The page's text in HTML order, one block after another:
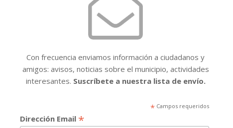
Con frecuencia enviamos información a ciudadanos y
amigos: avisos, noticias sobre el municipio, actividades
interesantes. Suscríbete a nuestra lista de envío.
* Campos requeridos
Dirección Email *